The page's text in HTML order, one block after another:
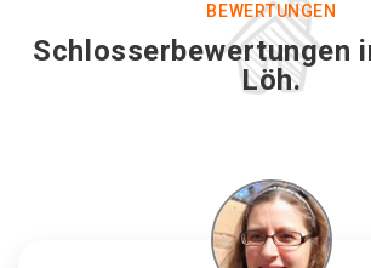
BEWERTUNGEN
Schlosserbewertungen
Löh.